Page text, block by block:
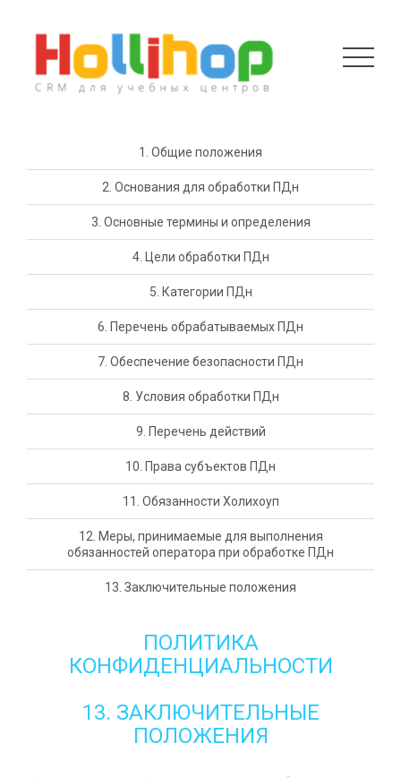
1. Общие положения
2. Основания для обработки ПДн
3. Основные термины и определения
4. Цели обработки ПДн
5. Категории ПДн
6. Перечень обрабатываемых ПДн
7. Обеспечение безопасности ПДн
8. Условия обработки ПДн
9. Перечень действий
10. Права субъектов ПДн
11. Обязанности Холихоуп
12. Меры, принимаемые для выполнения
обязанностей оператора при обработке ПДн
13. Заключительные положения
ПОЛИТИКА
КОНФИДЕНЦИАЛЬНОСТИ
13. ЗАКЛЮЧИТЕЛЬНЫЕ
ПОЛОЖЕНИЯ